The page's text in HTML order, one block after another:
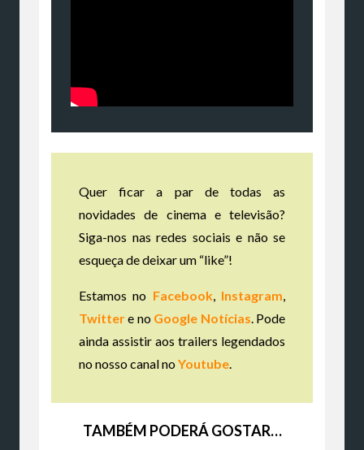
Quer ficar a par de todas as
novidades de cinema e televisão?
Siga-nos nas redes sociais e não se
esqueça de deixar um “like”!
Estamos no Facebook, Instagram
Twittere no Google Notícias . Pode
ainda assistir aos trailers legendados
no nosso canal noYoutube
TAMBÉM PODERÁ GOSTAR…